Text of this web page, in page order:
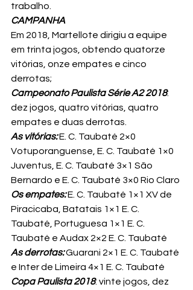
trabalho.
CAMPANHA
Em 2018, Martellote dirigiu a equipe
em trinta jogos, obtendo quatorze
vitórias, onze empates e cinco
derrotas;
Campeonato Paulista Série A2 2018:
dez jogos, quatro vitórias, quatro
empates e duas derrotas.
As vitórias: E. C. Taubaté 2×0
Votuporanguense, E. C. Taubaté 1×0
Juventus, E. C. Taubaté 3×1 São
Bernardo e E. C. Taubaté 3×0 Rio Claro
Os empates: E. C. Taubaté 1×1 XV de
Piracicaba, Batatais 1×1 E. C.
Taubaté, Portuguesa 1×1 E. C.
Taubaté e Audax 2×2 E. C. Taubaté
As derrotas: Guarani 2×1 E. C. Taubaté
e Inter de Limeira 4×1 E. C. Taubaté
Copa Paulista 2018: vinte jogos, dez